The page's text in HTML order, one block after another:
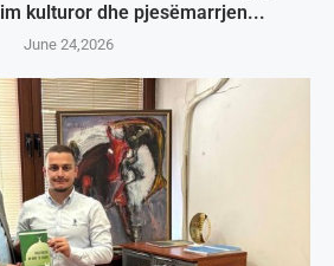
kulturor dhe pjesëmarrjen...
June 24,2026